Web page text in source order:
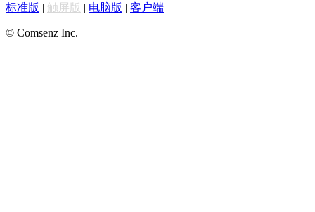
标准版 | 触屏版 | 电脑版 | 客户端
© Comsenz Inc.